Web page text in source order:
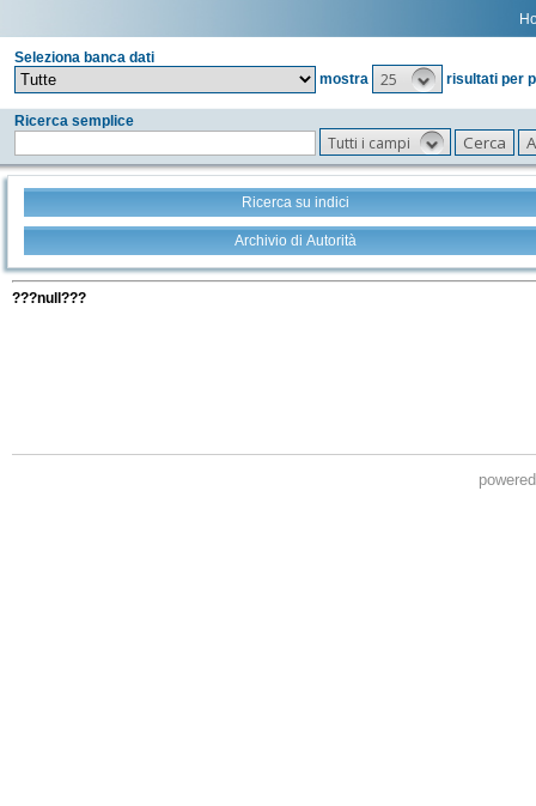
Seleziona banca dati
mostra
25 risultati per
Ricerca semplice
Tutti i campi
Ricerca su indici
Archivio di Autorità
???null???